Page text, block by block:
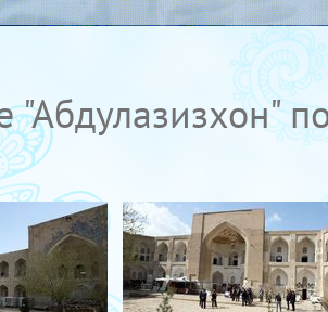
"Абдулазизхон"